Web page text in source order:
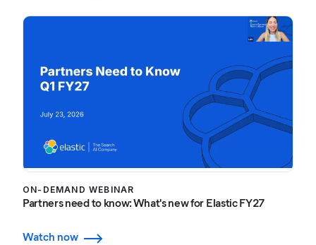
ON-DEMAND WEBINAR
Partners need to know: What's new for Elastic FY27
Watch now